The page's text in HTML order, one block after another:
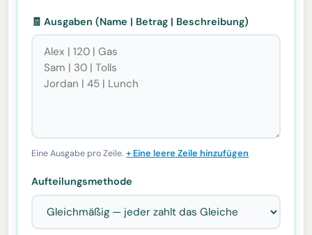
🧾 Ausgaben (Name | Betrag | Beschreibung)
Eine Ausgabe pro Zeile.+ Eine leere Zeile hinzufügen
Aufteilungsmethode